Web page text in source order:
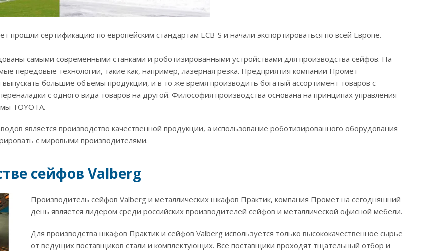
прошли сертификацию по европейским стандартам ECB-S и начали экспортироваться по всей Европе.
самыми современными станками и роботизированными устройствами для производства сейфов. На
передовые технологии, такие как, например, лазерная резка. Предприятия компании Промет
выпускать большие объемы продукции, и в то же время производить богатый ассортимент товаров с
с одного вида товаров на другой. Философия производства основана на принципах управления
TOYOTA.
является производство качественной продукции, а использование роботизированного оборудования
с мировыми производителями.
сейфов Valberg
Производитель сейфов Valberg и металлических шкафов Практик, компания Промет на сегодняшний
день является лидером среди российских производителей сейфов и металлической офисной мебели.
Для производства шкафов Практик и сейфов Valberg используется только высококачественное сырье
от ведущих поставщиков стали и комплектующих. Все поставщики проходят тщательный отбор и